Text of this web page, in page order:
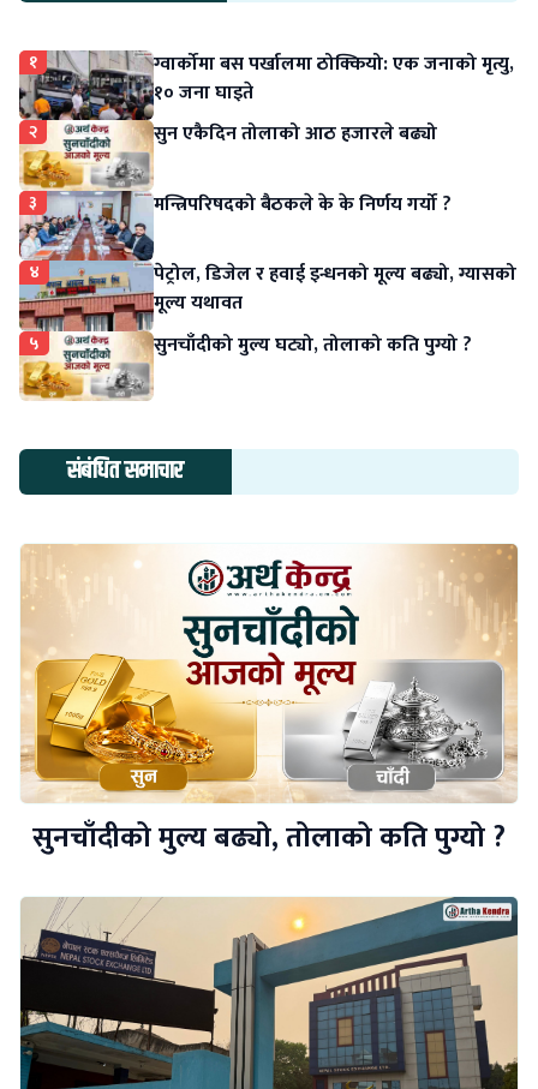
१
ग्वार्कोमा बस पर्खालमा ठोक्कियो: एक जनाको मृत्यु,
१० जना घाइते
२ सुन एकैदिन तोलाको आठ हजारले बढ्यो
३ मन्त्रिपरिषदको बैठकले के के निर्णय गर्यो ?
४
पेट्रोल, डिजेल र हवाई इन्धनको मूल्य बढ्यो, ग्यासको
मूल्य यथावत
५ सुनचाँदीको मुल्य घट्यो, तोलाको कति पुग्यो ?
संबंधित समाचार
सुनचाँदीको मुल्य बढ्यो, तोलाको कति पुग्यो ?